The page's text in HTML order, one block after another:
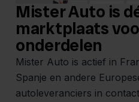
Mister Auto is
marktplaats
onderdelen
Mister Auto is actief in
Spanje en andere
autoleveranciers in